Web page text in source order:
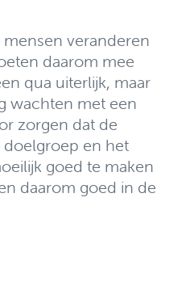
veranderen
daarom mee
qua uiterlijk, maar
wachten met een
zorgen dat de
en het
goed te maken
daarom goed in de